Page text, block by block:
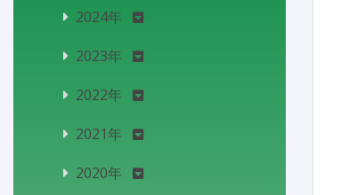
2024年
2023年
2022年
2021年
2020年